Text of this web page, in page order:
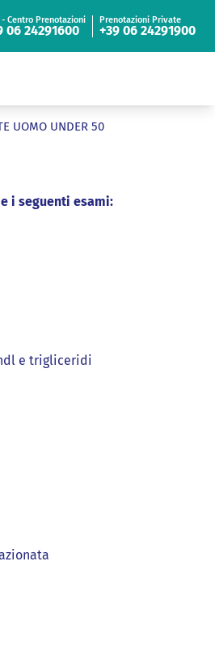
- Centro Prenotazioni
06 24291600
Prenotazioni Private
+39 06 24291900
UOMO UNDER 50
i seguenti esami:
e trigliceridi